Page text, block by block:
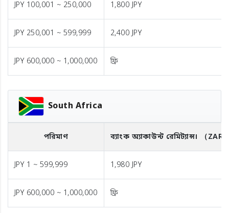
JPY 100,001 ~ 250,000 1,800 JPY
JPY 250,001 ~ 599,999 2,400 JPY
JPY 600,000 ~ 1,000,000 ফ্রি
South Africa
পরিমাণ ব্যাংক অ্যাকাউন্ট রেমিট্যান্স। （ZAR
JPY 1 ~ 599,999 1,980 JPY
JPY 600,000 ~ 1,000,000 ফ্রি